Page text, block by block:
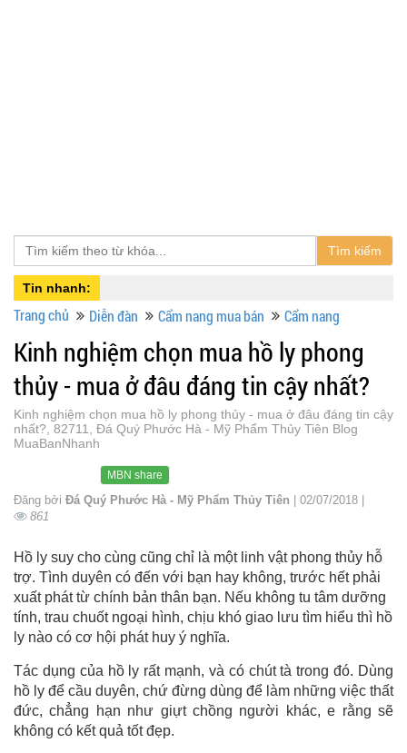
Tìm kiếm
Tin nhanh:
Trang chủ Diễn đàn Cẩm nang mua bán Cẩm nang
Kinh nghiệm chọn mua hồ ly phong
thủy - mua ở đâu đáng tin cậy nhất?
Kinh nghiệm chọn mua hồ ly phong thủy - mua ở đâu đáng tin cậy
nhất?, 82711, Đá Quý Phước Hà - Mỹ Phẩm Thủy Tiên Blog
MuaBanNhanh
MBN share
Đăng bởi Đá Quý Phước Hà - Mỹ Phẩm Thủy Tiên | 02/07/2018 |
861
Hồ ly suy cho cùng cũng chỉ là một linh vật phong thủy hỗ
trợ. Tình duyên có đến với bạn hay không, trước hết phải
xuất phát từ chính bản thân bạn. Nếu không tu tâm dưỡng
tính, trau chuốt ngoại hình, chịu khó giao lưu tìm hiểu thì hồ
ly nào có cơ hội phát huy ý nghĩa.
Tác dụng của hồ ly rất mạnh, và có chút tà trong đó. Dùng
hồ ly để cầu duyên, chứ đừng dùng để làm những việc thất
đức, chẳng hạn như giựt chồng người khác, e rằng sẽ
không có kết quả tốt đẹp.